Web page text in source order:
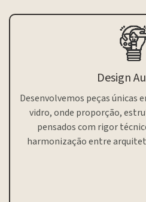
Design
Desenvolvemos peças únicas
vidro, onde proporção,
pensados com rigor
harmonização entre